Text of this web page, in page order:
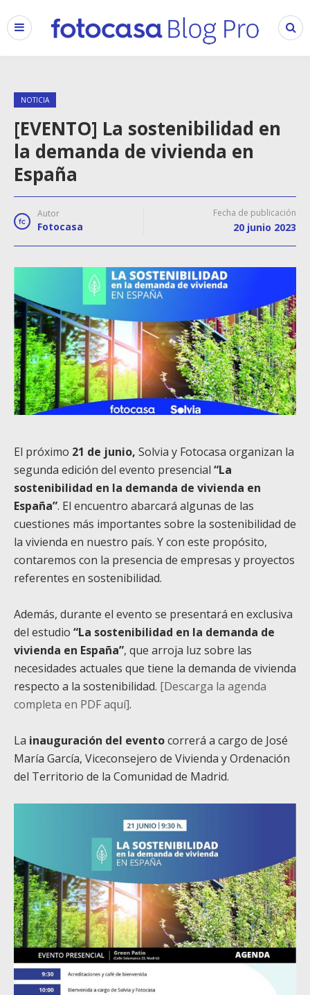
NOTICIA
[EVENTO] La sostenibilidad en
la demanda de vivienda en
España
Autor
Fotocasa
Fecha de publicación
20 junio 2023
El próximo 21 de junio, Solvia y Fotocasa organizan la
segunda edición del evento presencial “La
sostenibilidad en la demanda de vivienda en
España”. El encuentro abarcará algunas de las
cuestiones más importantes sobre la sostenibilidad de
la vivienda en nuestro país. Y con este propósito,
contaremos con la presencia de empresas y proyectos
referentes en sostenibilidad.
Además, durante el evento se presentará en exclusiva
del estudio “La sostenibilidad en la demanda de
vivienda en España”, que arroja luz sobre las
necesidades actuales que tiene la demanda de vivienda
respecto a la sostenibilidad. [Descarga la agenda
completa en PDF aquí].
La inauguración del eventocorrerá a cargo de José
María García, Viceconsejero de Vivienda y Ordenación
del Territorio de la Comunidad de Madrid.